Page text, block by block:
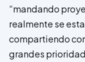
“mandando
realmente se
compartiendo
grandes